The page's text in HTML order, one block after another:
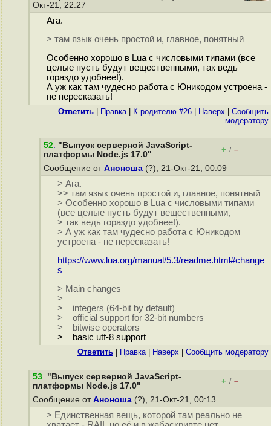
Окт-21, 22:27
Ага.
> там язык очень простой и, главное, понятный
Особенно хорошо в Lua с числовыми типами (все
целые пусть будут вещественными, так ведь
гораздо удобнее!).
А уж как там чудесно работа с Юникодом устроена -
не пересказать!
Ответить Правка| К родителю #26 Наверх
Cообщить
модератору
52. "Выпуск серверной JavaScript-
платформы Node.js 17.0"
+ / –
Сообщение от Аноноша (?), 21-Окт-21, 00:09
> Ага.
>> там язык очень простой и, главное, понятный
> Особенно хорошо в Lua с числовыми типами
(все целые пусть будут вещественными,
> так ведь гораздо удобнее!).
> А уж как там чудесно работа с Юникодом
устроена - не пересказать!
https://www.lua.org/manual/5.3/readme.html#change
s
> Main changes
>
> integers (64-bit by default)
> official support for 32-bit numbers
> bitwise operators
> basic utf-8 support
Ответить Правка| Наверх Cообщить модератору
53. "Выпуск серверной JavaScript-
платформы Node.js 17.0"
+ / –
Сообщение от Аноноша (?), 21-Окт-21, 00:13
> Единственная вещь, которой там реально не